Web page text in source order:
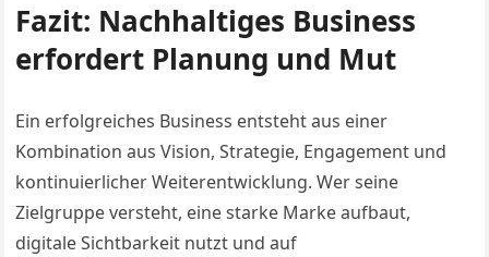
Fazit: Nachhaltiges Business
erfordert Planung und Mut
Ein erfolgreiches Business entsteht aus einer
Kombination aus Vision, Strategie, Engagement und
kontinuierlicher Weiterentwicklung. Wer seine
Zielgruppe versteht, eine starke Marke aufbaut,
digitale Sichtbarkeit nutzt und auf